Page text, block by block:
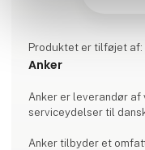
Produktet er tilføjet af:
Anker
Anker er leverandør
serviceydelser til
Anker tilbyder et